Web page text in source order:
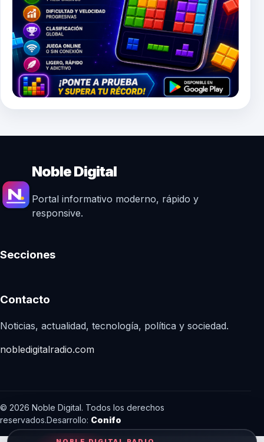
Noble Digital
Portal informativo moderno, rápido y
responsive.
Secciones
Contacto
Noticias, actualidad, tecnología, política y sociedad.
nobledigitalradio.com
© 2026 Noble Digital. Todos los derechos
reservados.Desarrollo: Conifo